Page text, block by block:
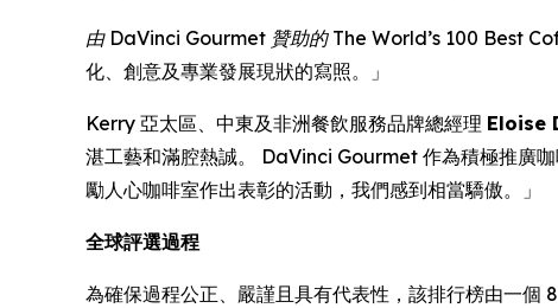
由 DaVinci Gourmet 贊助的 The World’s 100 Best
化、創意及專業發展現狀的寫照。」
Kerry 亞太區、中東及非洲餐飲服務品牌總經理 Eloise
湛工藝和滿腔熱誠。 DaVinci Gourmet 作為積極推廣
勵人心咖啡室作出表彰的活動，我們感到相當驕傲。」
全球評選過程
為確保過程公正、嚴謹且具有代表性，該排行榜由一個